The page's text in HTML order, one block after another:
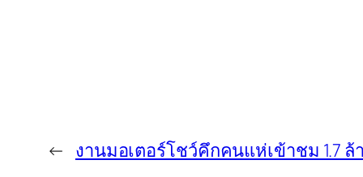
← งานมอเตอร์โชว์คึกคนแห่เข้าชม 1.7